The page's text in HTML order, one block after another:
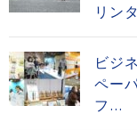
リン
ビジ
ペー
フ...